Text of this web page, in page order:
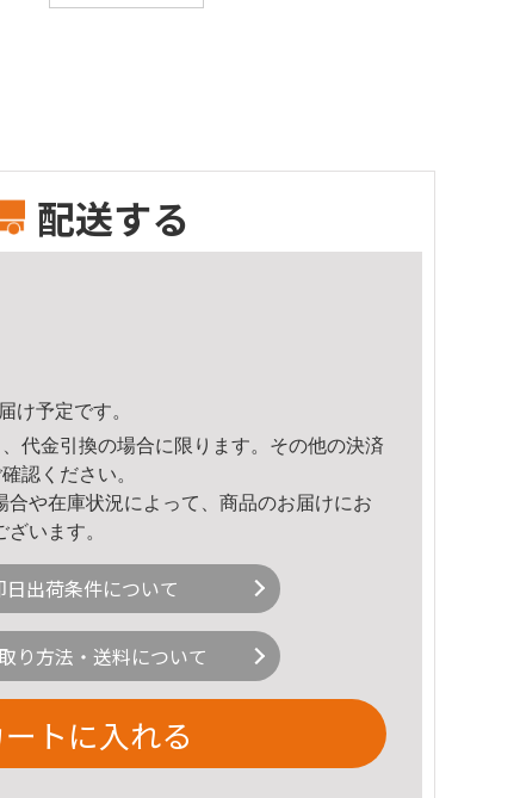
配送する
け予定です。
代金引換の場合に限ります。その他の決済
認ください。
や在庫状況によって、商品のお届けにお
います。
日出荷条件について
り方法・送料について
ートに入れる